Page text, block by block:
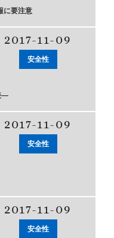
に要注意
2017-11-09
安全性
―
2017-11-09
安全性
2017-11-09
安全性